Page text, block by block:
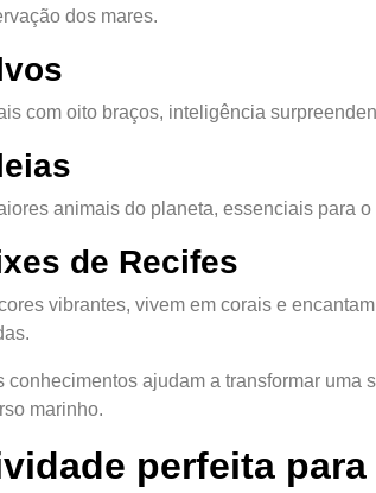
dos mares.
com oito braços, inteligência
animais do planeta, essenciais para
de Recifes
vibrantes, vivem em corais e
conhecimentos ajudam a transformar
marinho.
perfeita